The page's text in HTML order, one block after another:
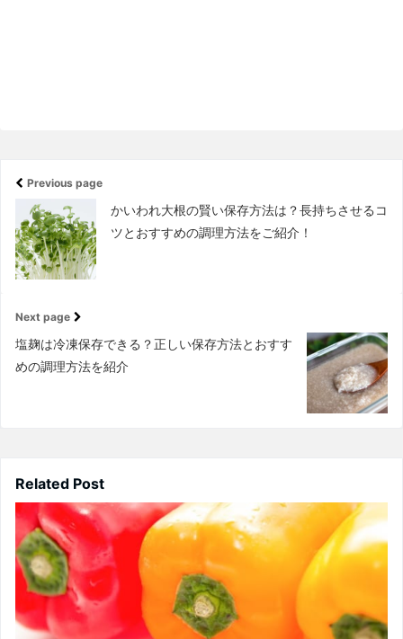
Previous page
かいわれ大根の賢い保存方法は？長持ちさせるコ
ツとおすすめの調理方法をご紹介！
Next page
塩麹は冷凍保存できる？正しい保存方法とおすす
めの調理方法を紹介
Related Post